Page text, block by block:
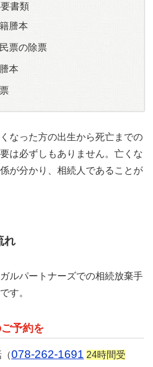
書類
謄本
票の除票
本
なった方の出生から死亡までの
は必ずしもありません。亡くな
が分かり、相続人であることが
れ
ルパートナーズでの相続放棄手
す。
予約を
078-262-1691 24時間受